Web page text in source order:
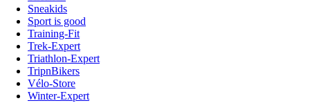
Sneakids
Sport is good
Training-Fit
Trek-Expert
Triathlon-Expert
TripnBikers
Vélo-Store
Winter-Expert